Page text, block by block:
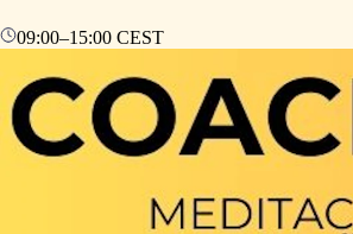
09:00–15:00 CEST